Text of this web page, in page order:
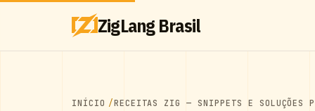
ZigLang Brasil
INÍCIO RECEITAS ZIG — SNIPPETS E SOLUÇÕES